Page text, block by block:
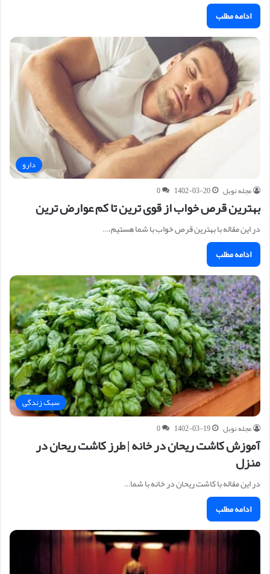
ادامه مطلب
دارو
مجله نوبل 1402-03-20
0
بهترین قرص خواب از قوی ترین تا کم عوارض ترین
در این مقاله با بهترین قرص خواب با شما هستیم،…
ادامه مطلب
سبک زندگی
مجله نوبل 1402-03-19
0
آموزش کاشت ریحان در خانه | طرز کاشت ریحان در
منزل
در این مقاله با کاشت ریحان در خانه با شما…
ادامه مطلب